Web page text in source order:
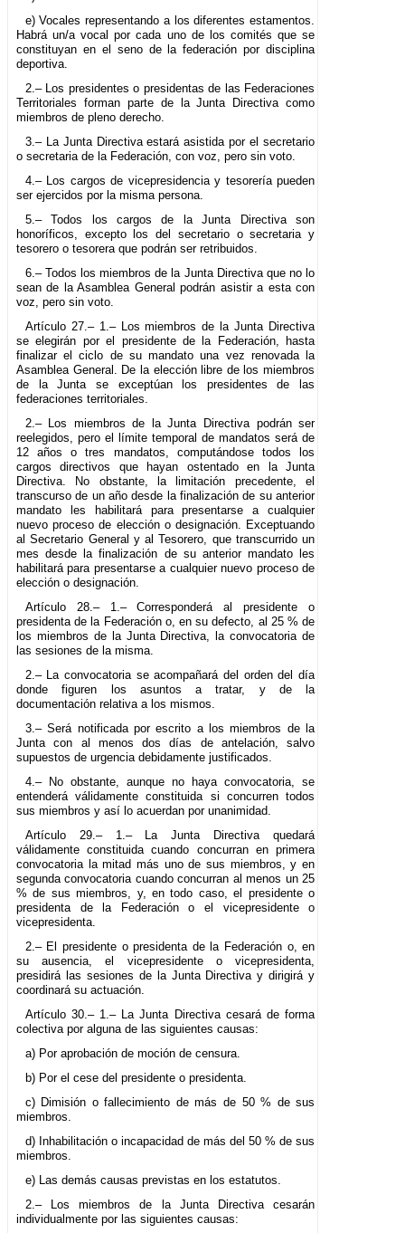
e) Vocales representando a los diferentes estamentos.
Habrá un/a vocal por cada uno de los comités que se
constituyan en el seno de la federación por disciplina
deportiva.
2.– Los presidentes o presidentas de las Federaciones
Territoriales forman parte de la Junta Directiva como
miembros de pleno derecho.
3.– La Junta Directiva estará asistida por el secretario
o secretaria de la Federación, con voz, pero sin voto.
4.– Los cargos de vicepresidencia y tesorería pueden
ser ejercidos por la misma persona.
5.– Todos los cargos de la Junta Directiva son
honoríficos, excepto los del secretario o secretaria y
tesorero o tesorera que podrán ser retribuidos.
6.– Todos los miembros de la Junta Directiva que no lo
sean de la Asamblea General podrán asistir a esta con
voz, pero sin voto.
Artículo 27.– 1.– Los miembros de la Junta Directiva
se elegirán por el presidente de la Federación, hasta
finalizar el ciclo de su mandato una vez renovada la
Asamblea General. De la elección libre de los miembros
de la Junta se exceptúan los presidentes de las
federaciones territoriales.
2.– Los miembros de la Junta Directiva podrán ser
reelegidos, pero el límite temporal de mandatos será de
12 años o tres mandatos, computándose todos los
cargos directivos que hayan ostentado en la Junta
Directiva. No obstante, la limitación precedente, el
transcurso de un año desde la finalización de su anterior
mandato les habilitará para presentarse a cualquier
nuevo proceso de elección o designación. Exceptuando
al Secretario General y al Tesorero, que transcurrido un
mes desde la finalización de su anterior mandato les
habilitará para presentarse a cualquier nuevo proceso de
elección o designación.
Artículo 28.– 1.– Corresponderá al presidente o
presidenta de la Federación o, en su defecto, al 25 % de
los miembros de la Junta Directiva, la convocatoria de
las sesiones de la misma.
2.– La convocatoria se acompañará del orden del día
donde figuren los asuntos a tratar, y de la
documentación relativa a los mismos.
3.– Será notificada por escrito a los miembros de la
Junta con al menos dos días de antelación, salvo
supuestos de urgencia debidamente justificados.
4.– No obstante, aunque no haya convocatoria, se
entenderá válidamente constituida si concurren todos
sus miembros y así lo acuerdan por unanimidad.
Artículo 29.– 1.– La Junta Directiva quedará
válidamente constituida cuando concurran en primera
convocatoria la mitad más uno de sus miembros, y en
segunda convocatoria cuando concurran al menos un 25
% de sus miembros, y, en todo caso, el presidente o
presidenta de la Federación o el vicepresidente o
vicepresidenta.
2.– El presidente o presidenta de la Federación o, en
su ausencia, el vicepresidente o vicepresidenta,
presidirá las sesiones de la Junta Directiva y dirigirá y
coordinará su actuación.
Artículo 30.– 1.– La Junta Directiva cesará de forma
colectiva por alguna de las siguientes causas:
a) Por aprobación de moción de censura.
b) Por el cese del presidente o presidenta.
c) Dimisión o fallecimiento de más de 50 % de sus
miembros.
d) Inhabilitación o incapacidad de más del 50 % de sus
miembros.
e) Las demás causas previstas en los estatutos.
2.– Los miembros de la Junta Directiva cesarán
individualmente por las siguientes causas: